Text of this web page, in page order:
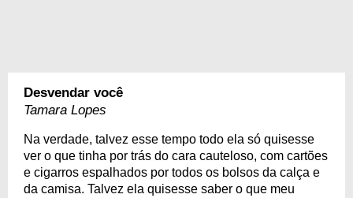
Desvendar você
Tamara Lopes
Na verdade, talvez esse tempo todo ela só quisesse
ver o que tinha por trás do cara cauteloso, com cartões
e cigarros espalhados por todos os bolsos da calça e
da camisa. Talvez ela quisesse saber o que meu